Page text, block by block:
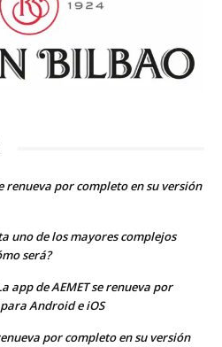
renueva por completo en su versión
uno de los mayores complejos
será?
app de AEMET se renueva por
Android e iOS
por completo en su versión